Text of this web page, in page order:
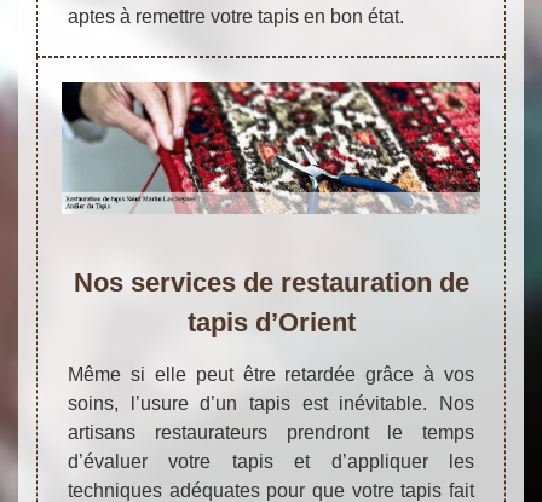
aptes à remettre votre tapis en bon état.
Nos services de restauration de
tapis d’Orient
Même si elle peut être retardée grâce à vos
soins, l’usure d’un tapis est inévitable. Nos
artisans restaurateurs prendront le temps
d’évaluer votre tapis et d’appliquer les
techniques adéquates pour que votre tapis fait